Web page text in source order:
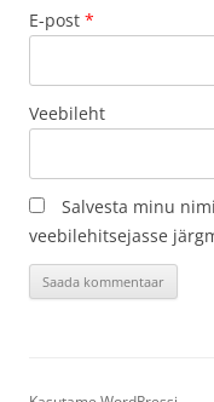
E-post *
Veebileht
Salvesta minu
veebilehitsejasse